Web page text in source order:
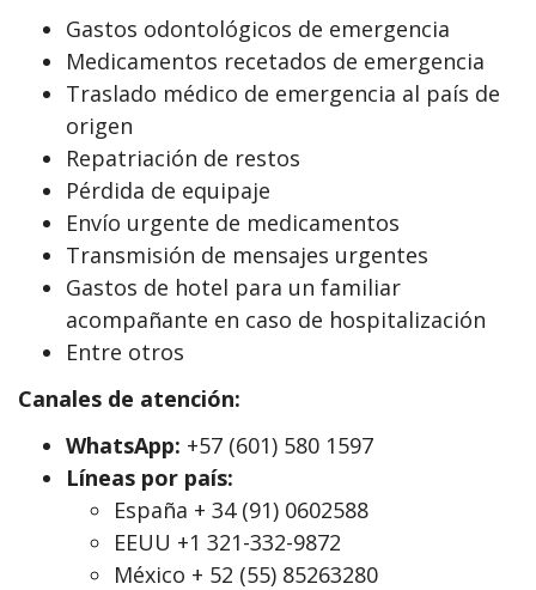
Gastos odontológicos de emergencia
Medicamentos recetados de emergencia
Traslado médico de emergencia al país de
origen
Repatriación de restos
Pérdida de equipaje
Envío urgente de medicamentos
Transmisión de mensajes urgentes
Gastos de hotel para un familiar
acompañante en caso de hospitalización
Entre otros
Canales de atención:
WhatsApp: +57 (601) 580 1597
Líneas por país:
España + 34 (91) 0602588
EEUU +1 321-332-9872
México + 52 (55) 85263280